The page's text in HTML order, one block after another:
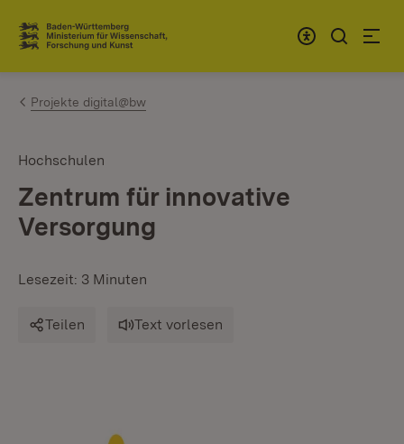
Zum Inhalt springen
Link zur Startseite
Projekte digital@bw
Hochschulen
Zentrum für innovative
Versorgung
Lesezeit: 3 Minuten
Teilen Text vorlesen